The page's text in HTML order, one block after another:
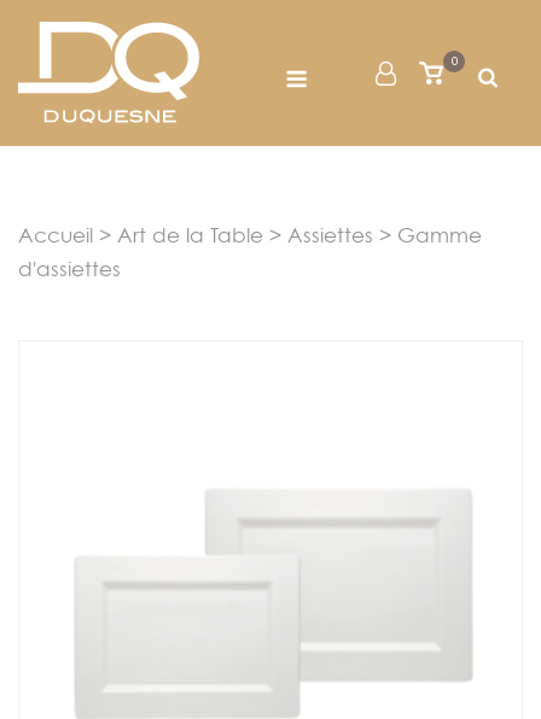
content
Mon
Voir
0
Accueil > Art de la Table > Assiettes > Gamme
d'assiettes